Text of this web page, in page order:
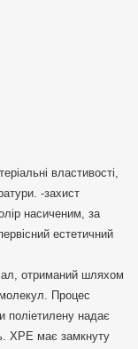
властивості,
-захист
насиченим, за
естетичний
отриманий шляхом
Процес
поліетилену надає
XPE має замкнуту